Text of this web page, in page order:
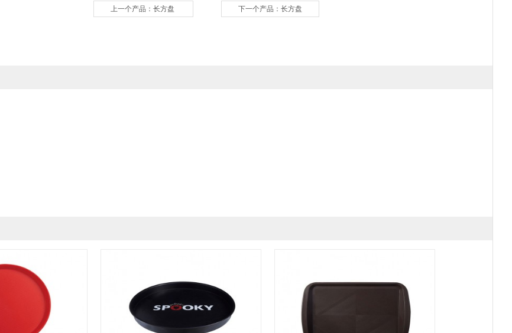
上一个产品： 长方盘 下一个产品： 长方盘